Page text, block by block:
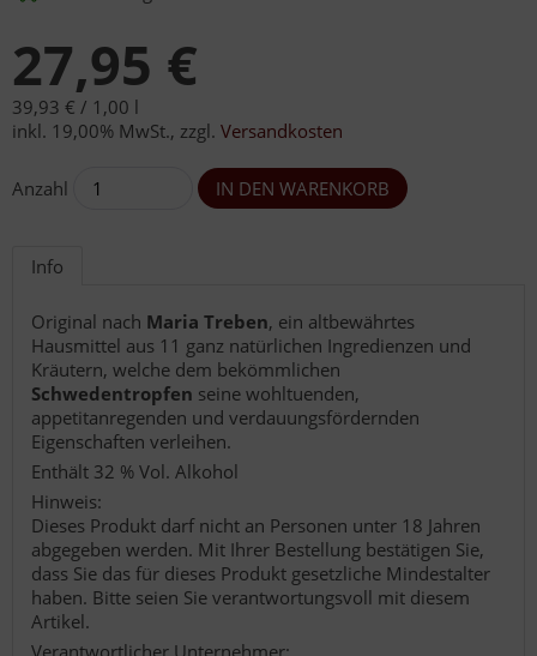
27,95 €
39,93 € / 1,00 l
inkl. 19,00% MwSt., zzgl. Versandkosten
Anzahl
Info
Original nach Maria Treben, ein altbewährtes
Hausmittel aus 11 ganz natürlichen Ingredienzen und
Kräutern, welche dem bekömmlichen
Schwedentropfen seine wohltuenden,
appetitanregenden und verdauungsfördernden
Eigenschaften verleihen.
Enthält 32 % Vol. Alkohol
Hinweis:
Dieses Produkt darf nicht an Personen unter 18 Jahren
abgegeben werden. Mit Ihrer Bestellung bestätigen Sie,
dass Sie das für dieses Produkt gesetzliche Mindestalter
haben. Bitte seien Sie verantwortungsvoll mit diesem
Artikel.
Verantwortlicher Unternehmer: